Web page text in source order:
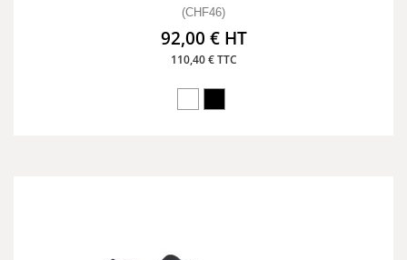
(CHF46)
92,00 € HT
110,40 € TTC